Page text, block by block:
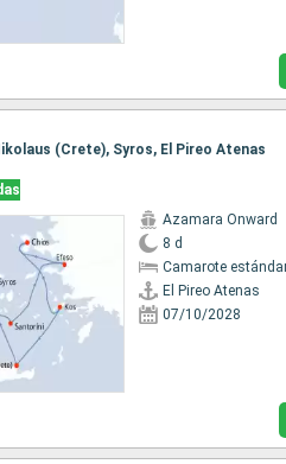
(Crete), Syros, El Pireo Atenas
Azamara Onward
8 d
Camarote
El Pireo Atenas
07/10/2028